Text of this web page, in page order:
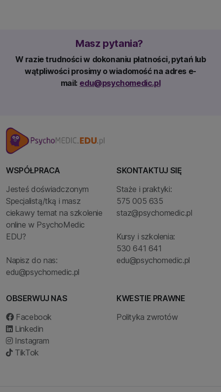
Masz pytania?
W razie trudności w dokonaniu płatności, pytań lub
wątpliwości prosimy o wiadomość na adres e-
mail: edu@psychomedic.pl
WSPÓŁPRACA
Jesteś doświadczonym
Specjalistą/tką i masz
ciekawy temat na szkolenie
online w PsychoMedic
EDU?
Napisz do nas:
edu@psychomedic.pl
SKONTAKTUJ SIĘ
Staże i praktyki:
575 005 635
staz@psychomedic.pl
Kursy i szkolenia:
530 641 641
edu@psychomedic.pl
OBSERWUJ NAS
Facebook
Linkedin
Instagram
TikTok
KWESTIE PRAWNE
Polityka zwrotów